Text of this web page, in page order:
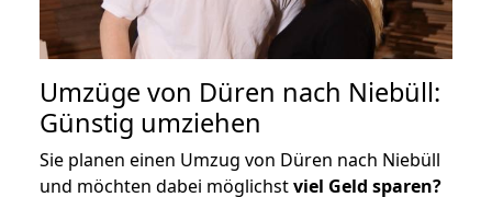
Umzüge von Düren nach Niebüll:
Günstig umziehen
Sie planen einen Umzug von Düren nach Niebüll
und möchten dabei möglichstviel Geld sparen?